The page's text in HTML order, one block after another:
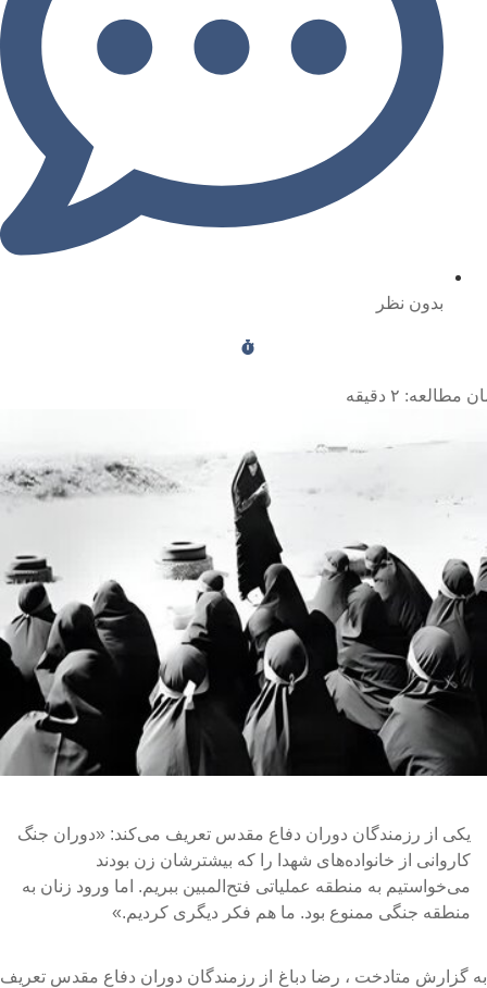
بدون نظر
مطالعه: ۲ دقیقه
یکی از رزمندگان دوران دفاع مقدس تعریف می‌کند: «دوران جنگ
کاروانی از خانواده‌های شهدا را که بیشترشان زن بودند
می‌خواستیم به منطقه عملیاتی فتح‌المبین ببریم. اما ورود زنان به
منطقه جنگی ممنوع بود. ما هم فکر دیگری کردیم.»
گزارش متادخت ، رضا دباغ از رزمندگان دوران دفاع مقدس تعریف